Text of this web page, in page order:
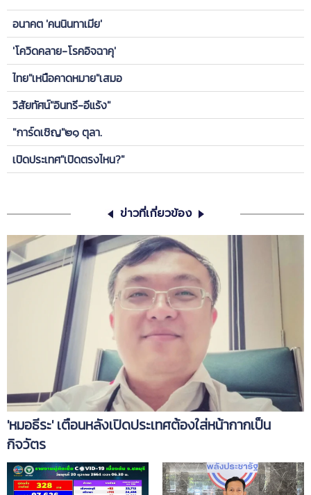
อนาคต 'คนนินทาเมีย'
'โควิดคลาย-โรคอิจฉาคุ'
ไทย"เหนือคาดหมาย"เสมอ
วิสัยทัศน์"อินทรี-อีแร้ง"
"การ์ดเชิญ"๒๑ ตุลา.
เปิดประเทศ"เปิดตรงไหน?"
ข่าวที่เกี่ยวข้อง
'หมอธีระ' เตือนหลังเปิดประเทศต้องใส่หน้ากากเป็น
กิจวัตร